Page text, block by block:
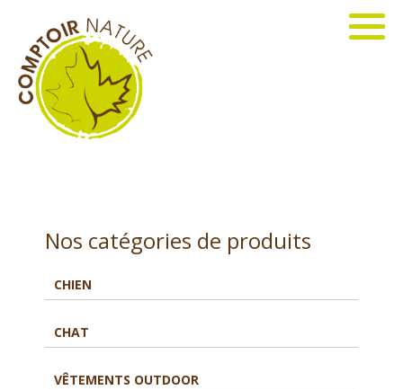
Nos catégories de produits
CHIEN
CHAT
VÊTEMENTS OUTDOOR